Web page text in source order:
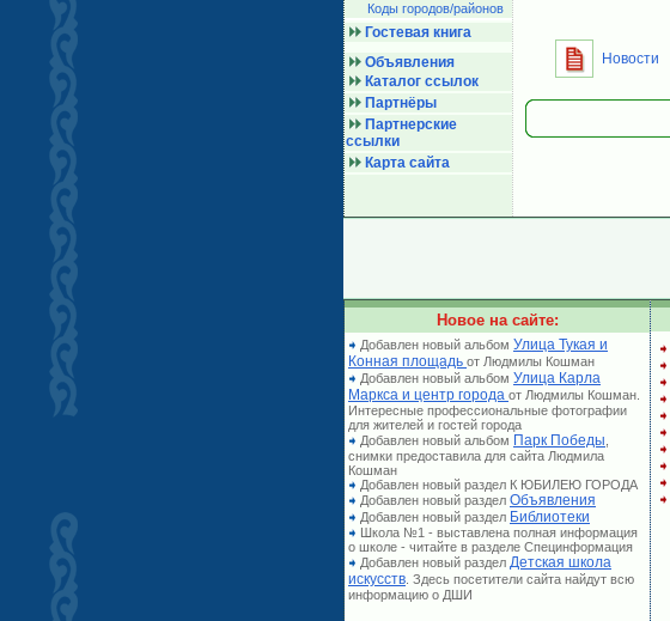
Коды городов/райoнов
Гостевая книга
Объявления
Каталог ссылок
Партнёры
Партнерские
ссылки
Карта сайта
Новости
Новое на сайте:
Добавлен новый альбом Улица Тукая и
Конная площадь от Людмилы Кошман
Добавлен новый альбом Улица Карла
Маркса и центр города от Людмилы Кошман.
Интересные профессиональные фотографии
для жителей и гостей города
Добавлен новый альбом Парк Победы
снимки предоставила для сайта Людмила
Кошман
Добавлен новый раздел К ЮБИЛЕЮ ГОРОДА
Добавлен новый раздел Объявления
Добавлен новый раздел Библиотеки
Школа №1 - выставлена полная информация
о школе - читайте в разделе Специнформация
Добавлен новый раздел Детская школа
искусств . Здесь посетители сайта найдут всю
информацию о ДШИ